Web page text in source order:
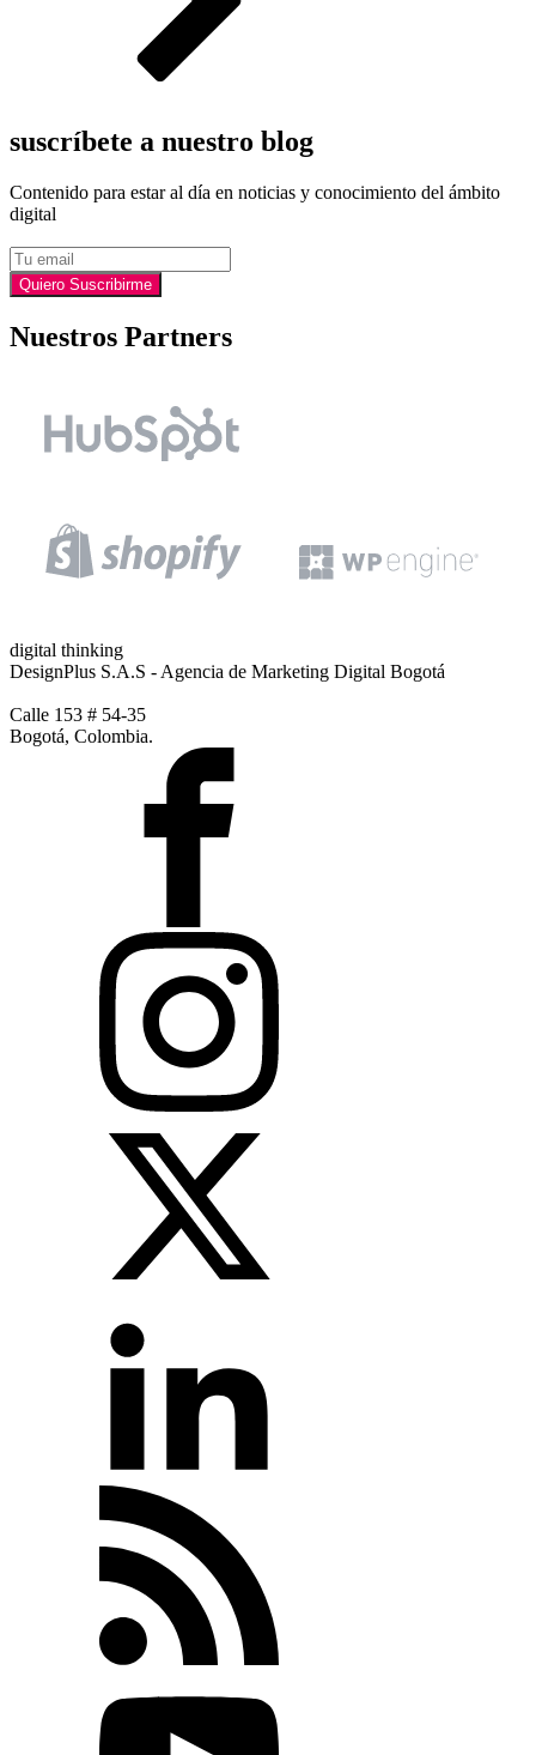
suscríbete a nuestro blog
Contenido para estar al día en noticias y conocimiento del ámbito
digital
Quiero Suscribirme
Nuestros Partners
digital thinking
DesignPlus S.A.S - Agencia de Marketing Digital Bogotá
Calle 153 # 54-35
Bogotá, Colombia.